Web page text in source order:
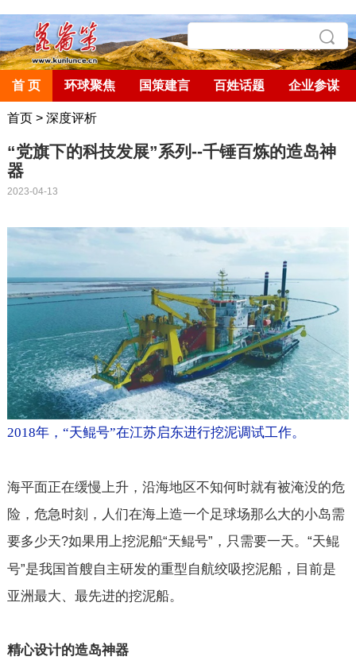
首 页 环球聚焦 国策建言 百姓话题 企业参谋
首页> 深度评析
“党旗下的科技发展”系列--千锤百炼的造岛神
器
2023-04-13
2018年，“天鲲号”在江苏启东进行挖泥调试工作。
海平面正在缓慢上升，沿海地区不知何时就有被淹没的危
险，危急时刻，人们在海上造一个足球场那么大的小岛需
要多少天?如果用上挖泥船“天鲲号”，只需要一天。“天鲲
号”是我国首艘自主研发的重型自航绞吸挖泥船，目前是
亚洲最大、最先进的挖泥船。
精心设计的造岛神器